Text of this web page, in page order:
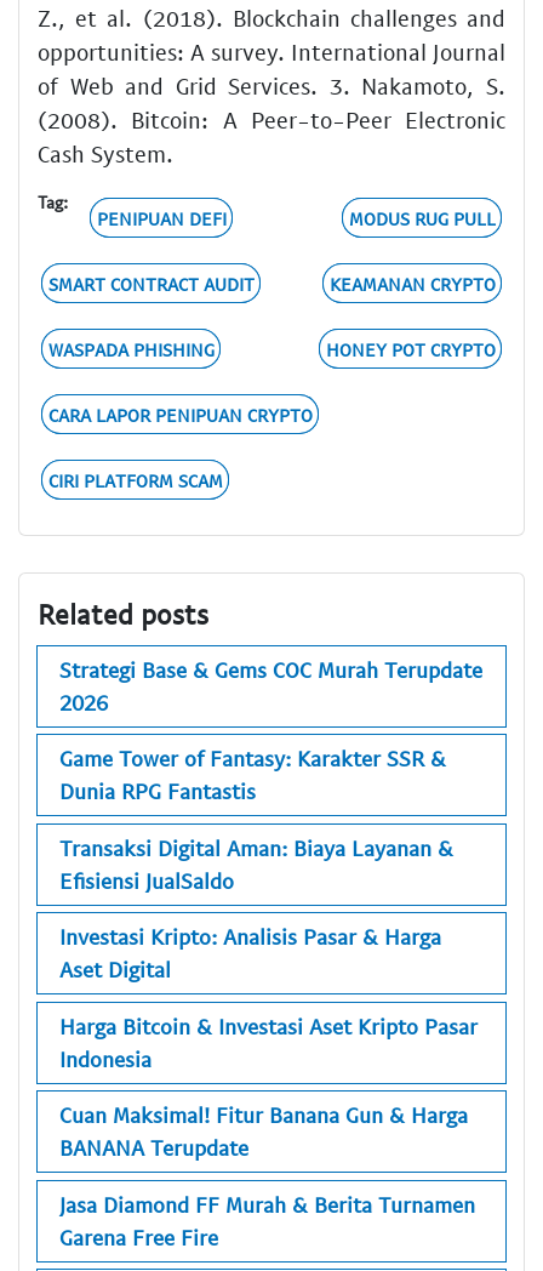
Z., et al. (2018). Blockchain challenges and
opportunities: A survey. International Journal
of Web and Grid Services. 3. Nakamoto, S.
(2008). Bitcoin: A Peer-to-Peer Electronic
Cash System.
Tag:
PENIPUAN DEFI MODUS RUG PULL
SMART CONTRACT AUDIT KEAMANAN CRYPTO
WASPADA PHISHING HONEY POT CRYPTO
CARA LAPOR PENIPUAN CRYPTO
CIRI PLATFORM SCAM
Related posts
Strategi Base & Gems COC Murah Terupdate
2026
Game Tower of Fantasy: Karakter SSR &
Dunia RPG Fantastis
Transaksi Digital Aman: Biaya Layanan &
Efisiensi JualSaldo
Investasi Kripto: Analisis Pasar & Harga
Aset Digital
Harga Bitcoin & Investasi Aset Kripto Pasar
Indonesia
Cuan Maksimal! Fitur Banana Gun & Harga
BANANA Terupdate
Jasa Diamond FF Murah & Berita Turnamen
Garena Free Fire